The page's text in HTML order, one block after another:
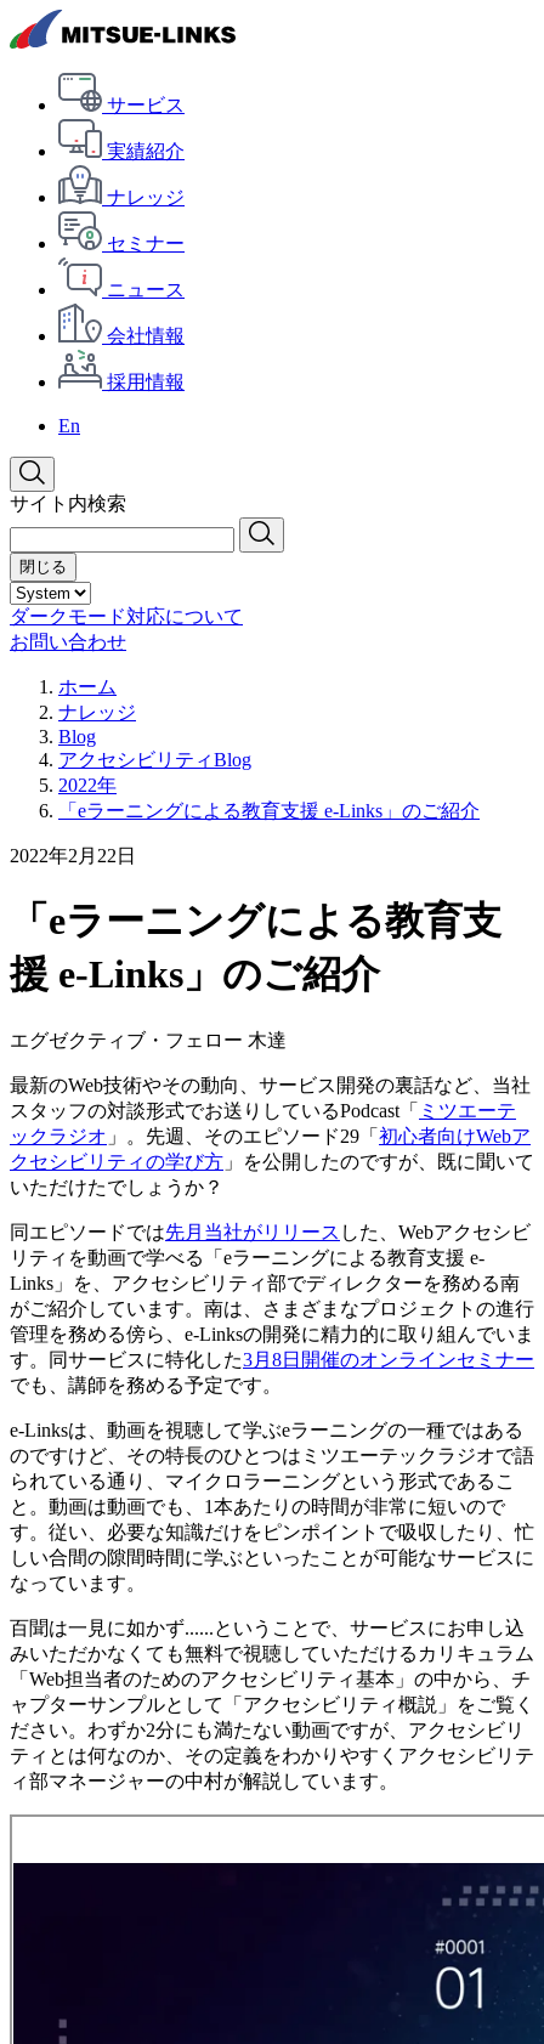
サービス
実績紹介
ナレッジ
セミナー
ニュース
会社情報
採用情報
En
サイト内検索
閉じる
ダークモード対応について
お問い合わせ
ホーム
ナレッジ
Blog
アクセシビリティBlog
2022年
「eラーニングによる教育支援 e-Links」のご紹介
2022年2月22日
「eラーニングによる教育支
援 e-Links」のご紹介
エグゼクティブ・フェロー 木達
最新のWeb技術やその動向、サービス開発の裏話など、当社
スタッフの対談形式でお送りしているPodcast「 ミツエーテ
ックラジオ 」。先週、そのエピソード29「 初心者向けWebア
クセシビリティの学び方 」を公開したのですが、既に聞いて
いただけたでしょうか？
同エピソードでは先月当社がリリース した、Webアクセシビ
リティを動画で学べる「eラーニングによる教育支援 e-
Links」を、アクセシビリティ部でディレクターを務める南
がご紹介しています。南は、さまざまなプロジェクトの進行
管理を務める傍ら、e-Linksの開発に精力的に取り組んでいま
す。同サービスに特化した3月8日開催のオンラインセミナー
でも、講師を務める予定です。
e-Linksは、動画を視聴して学ぶeラーニングの一種ではある
のですけど、その特長のひとつはミツエーテックラジオで語
られている通り、マイクロラーニングという形式であるこ
と。動画は動画でも、1本あたりの時間が非常に短いので
す。従い、必要な知識だけをピンポイントで吸収したり、忙
しい合間の隙間時間に学ぶといったことが可能なサービスに
なっています。
百聞は一見に如かず......ということで、サービスにお申し込
みいただかなくても無料で視聴していただけるカリキュラム
「Web担当者のためのアクセシビリティ基本」の中から、チ
ャプターサンプルとして「アクセシビリティ概説」をご覧く
ださい。わずか2分にも満たない動画ですが、アクセシビリ
ティとは何なのか、その定義をわかりやすくアクセシビリテ
ィ部マネージャーの中村が解説しています。